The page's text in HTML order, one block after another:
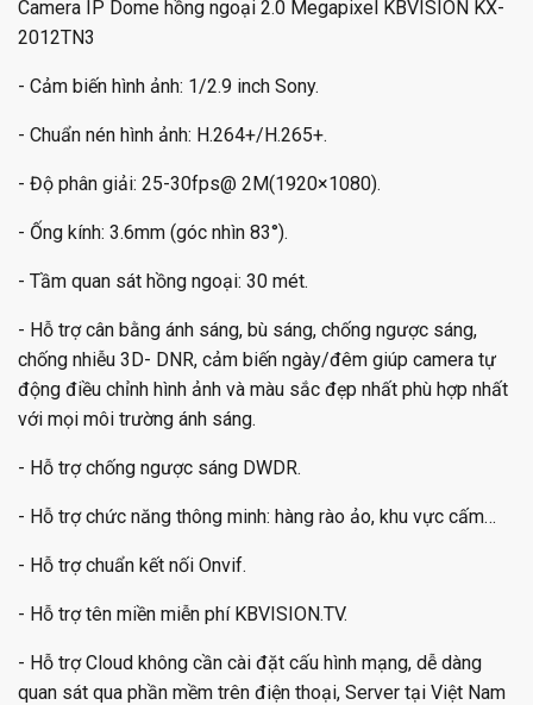
Camera IP Dome hồng ngoại 2.0 Megapixel KBVISION KX-
2012TN3
- Cảm biến hình ảnh: 1/2.9 inch Sony.
- Chuẩn nén hình ảnh: H.264+/H.265+.
- Độ phân giải: 25-30fps@ 2M(1920×1080).
- Ống kính: 3.6mm (góc nhìn 83°).
- Tầm quan sát hồng ngoại: 30 mét.
- Hỗ trợ cân bằng ánh sáng, bù sáng, chống ngược sáng,
chống nhiễu 3D- DNR, cảm biến ngày/đêm giúp camera tự
động điều chỉnh hình ảnh và màu sắc đẹp nhất phù hợp nhất
với mọi môi trường ánh sáng.
- Hỗ trợ chống ngược sáng DWDR.
- Hỗ trợ chức năng thông minh: hàng rào ảo, khu vực cấm…
- Hỗ trợ chuẩn kết nối Onvif.
- Hỗ trợ tên miền miễn phí KBVISION.TV.
- Hỗ trợ Cloud không cần cài đặt cấu hình mạng, dễ dàng
quan sát qua phần mềm trên điện thoại, Server tại Việt Nam